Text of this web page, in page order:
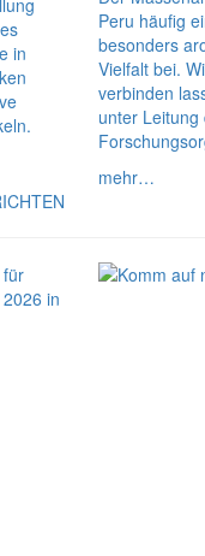
in
Peru häufig
besonders
Vielfalt bei.
verbinden
unter
mehr…